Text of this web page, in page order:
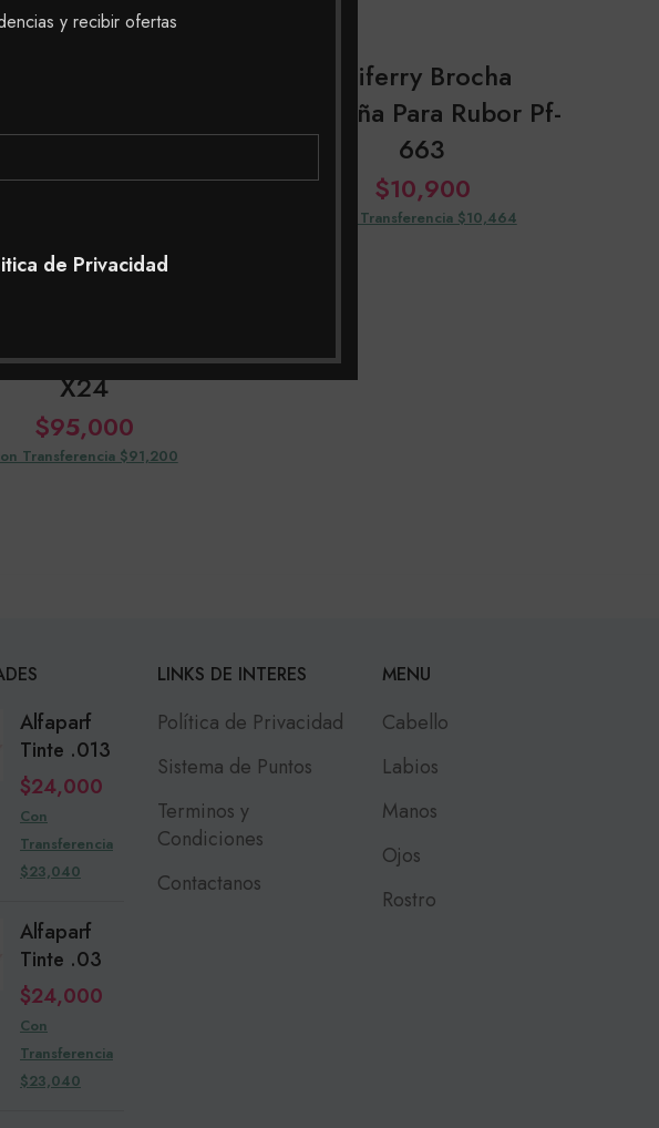
y recibir ofertas
de Privacidad
Set De Brochas
X24
$95,000
Transferencia $91,200
Pfiferry Brocha
Pequeña Para Rubor Pf-
663
$10,900
Con Transferencia $10,464
Alfaparf
Tinte .013
$24,000
Con
Transferencia
$23,040
Alfaparf
Tinte .03
$24,000
Con
Transferencia
$23,040
LINKS DE INTERES
Política de Privacidad
Sistema de Puntos
Terminos y
Condiciones
Contactanos
MENU
Cabello
Labios
Manos
Ojos
Rostro